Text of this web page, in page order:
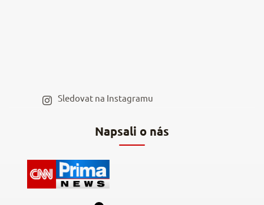
Napsali o nás
Sledovat na Instagramu
Hodnocení obchodu